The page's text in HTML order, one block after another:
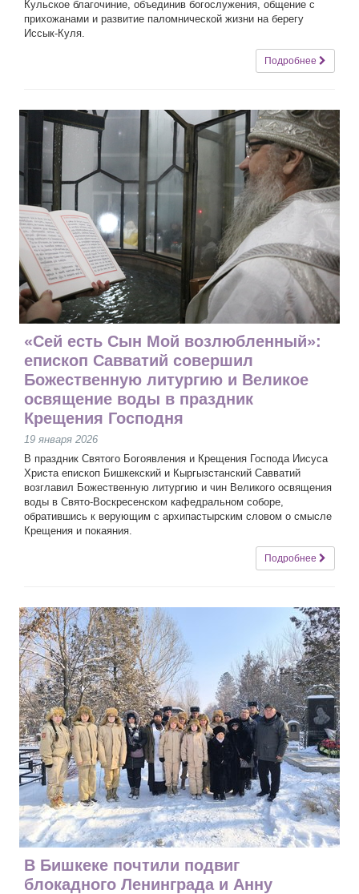
Кульское благочиние, объединив богослужения, общение с
прихожанами и развитие паломнической жизни на берегу
Иссык-Куля.
Подробнее
«Сей есть Сын Мой возлюбленный»:
епископ Савватий совершил
Божественную литургию и Великое
освящение воды в праздник
Крещения Господня
19 января 2026
В праздник Святого Богоявления и Крещения Господа Иисуса
Христа епископ Бишкекский и Кыргызстанский Савватий
возглавил Божественную литургию и чин Великого освящения
воды в Свято-Воскресенском кафедральном соборе,
обратившись к верующим с архипастырским словом о смысле
Крещения и покаяния.
Подробнее
В Бишкеке почтили подвиг
блокадного Ленинграда и Анну